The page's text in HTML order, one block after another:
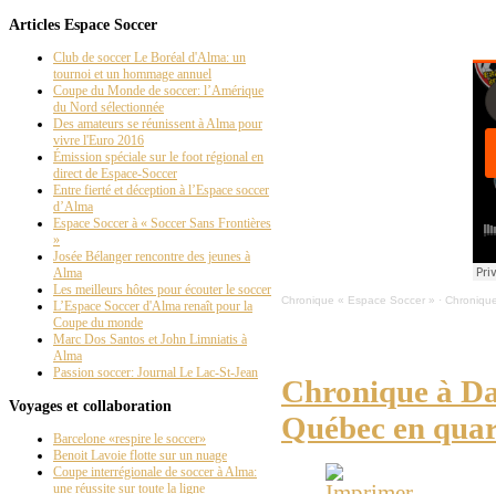
Chronique « Espace Soccer » ·
Chronique à
Québec en
Articles Espace Soccer
Club de soccer Le Boréal d'Alma: un
tournoi et un hommage annuel
Coupe du Monde de soccer: l’Amérique
du Nord sélectionnée
Des amateurs se réunissent à Alma pour
vivre l'Euro 2016
Émission spéciale sur le foot régional en
direct de Espace-Soccer
Entre fierté et déception à l’Espace soccer
d’Alma
Espace Soccer à « Soccer Sans Frontières
»
Josée Bélanger rencontre des jeunes à
Alma
Les meilleurs hôtes pour écouter le soccer
L’Espace Soccer d'Alma renaît pour la
Coupe du monde
Marc Dos Santos et John Limniatis à
Alma
Passion soccer: Journal Le Lac-St-Jean
Voyages et collaboration
Barcelone «respire le soccer»
Benoit Lavoie flotte sur un nuage
Coupe interrégionale de soccer à Alma:
une réussite sur toute la ligne